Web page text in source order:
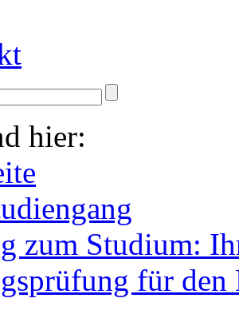
hier:
zum Studium:
für den